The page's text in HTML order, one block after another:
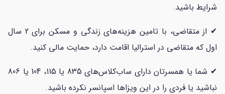
شرایط باشید.
✔ از متقاضی، با تامین هزینه‌های زندگی و مسکن برای 2 سال
اول که متقاضی در استرالیا اقامت دارد، حمایت مالی کنید.
✔ شما یا همسرتان دارای ساب‌کلاس‌های 835 یا 115، 104 یا 806
نباشید یا فردی را در این ویزاها اسپانسر نکرده باشید.